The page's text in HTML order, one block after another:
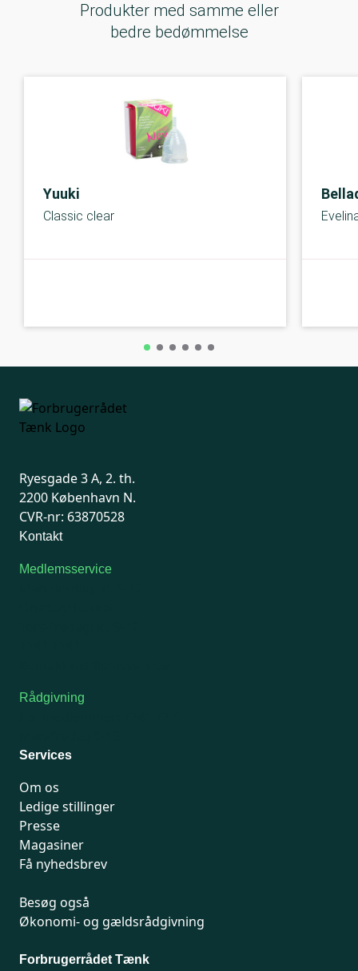
Produkter med samme eller
bedre bedømmelse
Yuuki
Classic clear
Ryesgade 3 A, 2. th.
2200 København N.
CVR-nr: 63870528
Kontakt
Medlemsservice
Rådgivning
Services
Om os
Ledige stillinger
Presse
Magasiner
Få nyhedsbrev
Besøg også
Økonomi- og gældsrådgivning
Forbrugerrådet Tænk